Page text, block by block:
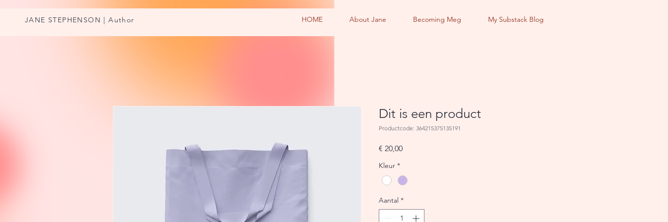
JANE STEPHENSON | Author HOME About Jane Becoming Meg My Substack Blog
Dit is een product
Productcode: 364215375135191
€ 20,00Prijs
Kleur *
Aantal *